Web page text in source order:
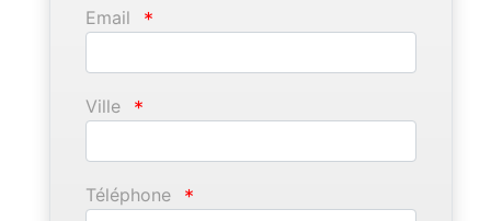
Email *
Ville *
Téléphone *